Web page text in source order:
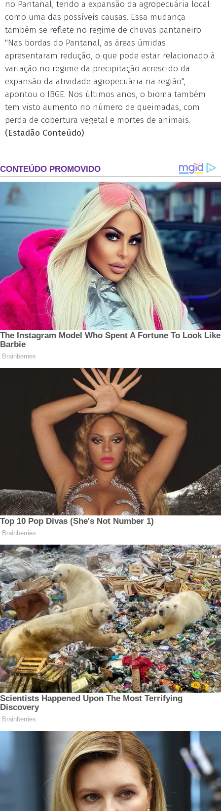
no Pantanal, tendo a expansão da agropecuária local
como uma das possíveis causas. Essa mudança
também se reflete no regime de chuvas pantaneiro.
"Nas bordas do Pantanal, as áreas úmidas
apresentaram redução, o que pode estar relacionado à
variação no regime da precipitação acrescido da
expansão da atividade agropecuária na região",
apontou o IBGE. Nos últimos anos, o bioma também
tem visto aumento no número de queimadas, com
perda de cobertura vegetal e mortes de animais.
(Estadão Conteúdo)